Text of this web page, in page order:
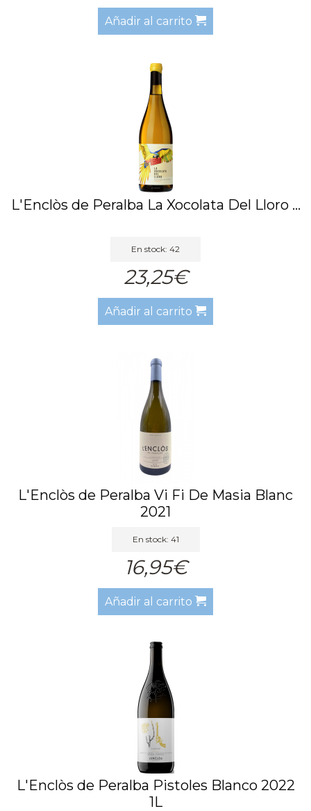
Añadir al carrito
L'Enclòs de Peralba La Xocolata Del Lloro ...
En stock: 42
23,25€
Añadir al carrito
L'Enclòs de Peralba Vi Fi De Masia Blanc
2021
En stock: 41
16,95€
Añadir al carrito
L'Enclòs de Peralba Pistoles Blanco 2022
1L